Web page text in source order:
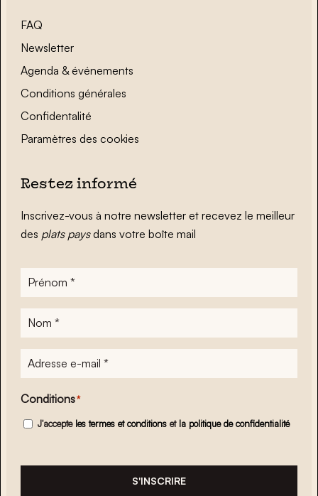
FAQ
Newsletter
Agenda & événements
Conditions générales
Confidentalité
Paramètres des cookies
Restez informé
Inscrivez-vous à notre newsletter et recevez le meilleur
des plats paysdans votre boîte mail
Prénom
Nom
Adresse
e-
mail*
Conditions*
J'accepte les termes et conditions et la politique de confidentialité
S'INSCRIRE